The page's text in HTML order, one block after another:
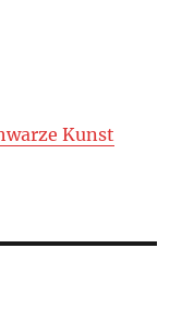
Kunst